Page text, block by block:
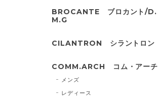
BROCANTE ブロカント/D.
M.G
CILANTRON シラントロン
COMM.ARCH コム・アーチ
メンズ
レディース